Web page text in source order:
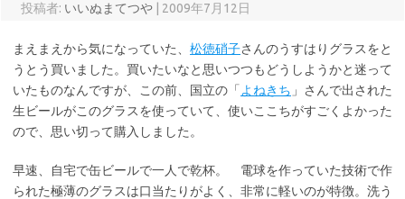
投稿者: いいぬまてつや 2009年7月12日
まえまえから気になっていた、 松徳硝子さんのうすはりグラスをと
うとう買いました。買いたいなと思いつつもどうしようかと迷って
いたものなんですが、この前、国立の「 よねきち 」さんで出された
生ビールがこのグラスを使っていて、使いここちがすごくよかった
ので、思い切って購入しました。
早速、自宅で缶ビールで一人で乾杯。 電球を作っていた技術で作
られた極薄のグラスは口当たりがよく、非常に軽いのが特徴。洗う